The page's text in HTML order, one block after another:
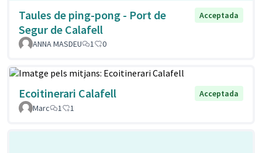
Taules de ping-pong - Port de
Segur de Calafell
Acceptada
ANNA MASDEU 1 0
Ecoitinerari Calafell
Acceptada
Marc
1 1